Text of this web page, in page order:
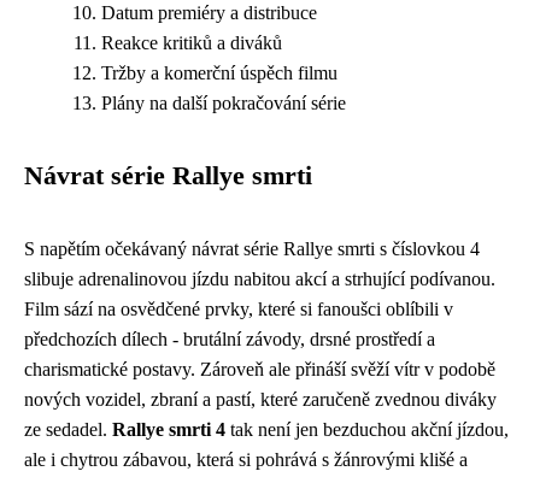
Datum premiéry a distribuce
Reakce kritiků a diváků
Tržby a komerční úspěch filmu
Plány na další pokračování série
Návrat série Rallye smrti
S napětím očekávaný návrat série Rallye smrti s číslovkou 4
slibuje adrenalinovou jízdu nabitou akcí a strhující podívanou.
Film sází na osvědčené prvky, které si fanoušci oblíbili v
předchozích dílech - brutální závody, drsné prostředí a
charismatické postavy. Zároveň ale přináší svěží vítr v podobě
nových vozidel, zbraní a pastí, které zaručeně zvednou diváky
ze sedadel. Rallye smrti 4 tak není jen bezduchou akční jízdou,
ale i chytrou zábavou, která si pohrává s žánrovými klišé a